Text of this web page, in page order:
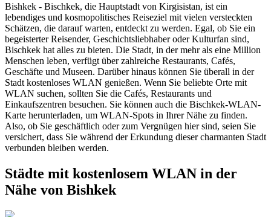
Bishkek - Bischkek, die Hauptstadt von Kirgisistan, ist ein
lebendiges und kosmopolitisches Reiseziel mit vielen versteckten
Schätzen, die darauf warten, entdeckt zu werden. Egal, ob Sie ein
begeisterter Reisender, Geschichtsliebhaber oder Kulturfan sind,
Bischkek hat alles zu bieten. Die Stadt, in der mehr als eine Million
Menschen leben, verfügt über zahlreiche Restaurants, Cafés,
Geschäfte und Museen. Darüber hinaus können Sie überall in der
Stadt kostenloses WLAN genießen. Wenn Sie beliebte Orte mit
WLAN suchen, sollten Sie die Cafés, Restaurants und
Einkaufszentren besuchen. Sie können auch die Bischkek-WLAN-
Karte herunterladen, um WLAN-Spots in Ihrer Nähe zu finden.
Also, ob Sie geschäftlich oder zum Vergnügen hier sind, seien Sie
versichert, dass Sie während der Erkundung dieser charmanten Stadt
verbunden bleiben werden.
Städte mit kostenlosem WLAN in der
Nähe von Bishkek